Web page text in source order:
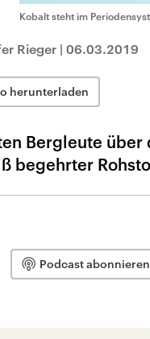
Kobalt steht im
Rieger | 06.03.2019
herunterladen
Bergleute über
begehrter
Podcast abonnieren